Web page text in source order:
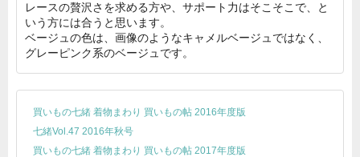
レースの贅沢さを求める方や、サポート力はそこそこで、と
いう方には合うと思います。
ベージュの色は、画像のようなキャメルベージュではなく、
グレーピンク系のベージュです。
買いもの七緒 着物まわり 買いもの帖 2016年度版
七緒Vol.47 2016年秋号
買いもの七緒 着物まわり 買いもの帖 2017年度版